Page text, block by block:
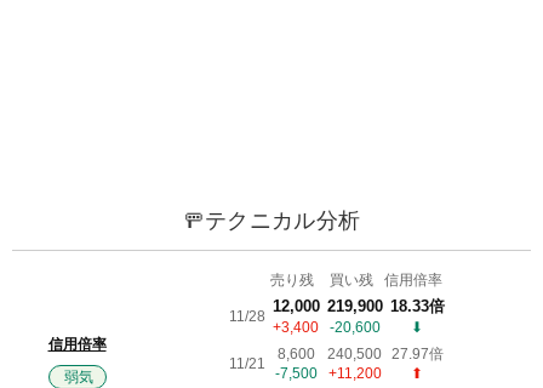
🚥テクニカル分析
信用倍率
弱気
売り残 買い残 信用倍率
11/28
12,000
+3,400
219,900
-20,600
18.33倍
⬇︎
11/21
8,600
-7,500
240,500
+11,200
27.97倍
⬆︎